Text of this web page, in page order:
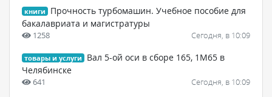
книги
Прочность турбомашин. Учебное пособие для
бакалавриата и магистратуры
1258 Сегодня, в 10:09
товары и услуги
Вал 5-ой оси в сборе 165, 1М65 в
Челябинске
641 Сегодня, в 10:09